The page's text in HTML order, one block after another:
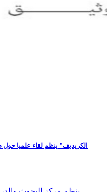
الكريديف" ينظم لقاء علميا حول